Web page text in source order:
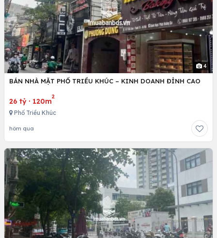
4
BÁN NHÀ MẶT PHỐ TRIỀU KHÚC – KINH DOANH ĐỈNH CAO
26 tỷ · 120m
2
Phố Triều Khúc
hôm qua